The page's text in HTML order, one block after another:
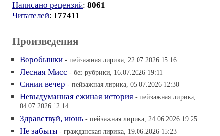
Написано рецензий: 8061
Читателей: 177411
Произведения
Воробышки - пейзажная лирика, 22.07.2026 15:16
Лесная Мисс - без рубрики, 16.07.2026 19:11
Синий вечер - пейзажная лирика, 05.07.2026 12:30
Невыдуманная ежиная история - пейзажная лирика,
04.07.2026 12:14
Здравствуй, июнь - пейзажная лирика, 24.06.2026 19:25
Не забыты - гражданская лирика, 19.06.2026 15:23